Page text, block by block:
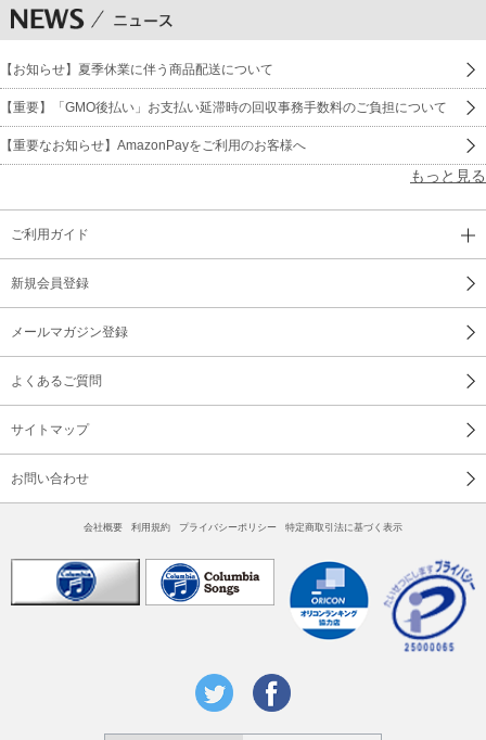
【お知らせ】夏季休業に伴う商品配送について
【重要】「GMO後払い」お支払い延滞時の回収事務手数料のご負担について
【重要なお知らせ】AmazonPayをご利用のお客様へ
もっと見る
ご利用ガイド
新規会員登録
メールマガジン登録
よくあるご質問
サイトマップ
お問い合わせ
会社概要 利用規約 プライバシーポリシー 特定商取引法に基づく表示